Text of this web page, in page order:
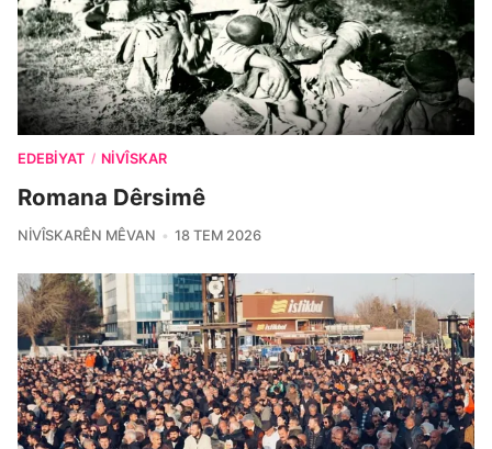
EDEBIYAT / NIVÎSKAR
Romana Dêrsimê
NIVÎSKARÊN MÊVAN 18 TEM 2026